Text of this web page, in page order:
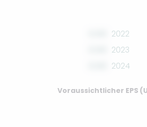
2022
2023
2024
Voraussichtlicher EPS